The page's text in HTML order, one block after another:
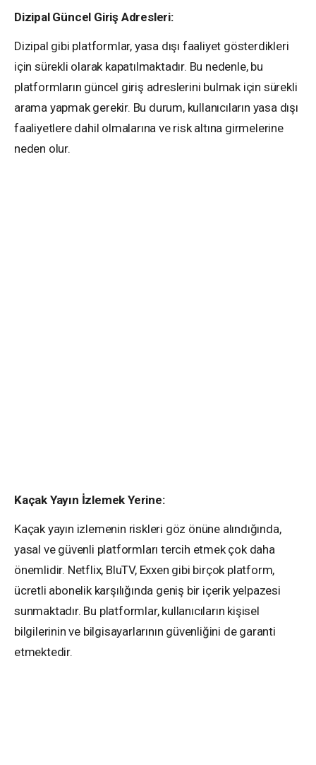
Dizipal Güncel Giriş Adresleri:
Dizipal gibi platformlar, yasa dışı faaliyet gösterdikleri
için sürekli olarak kapatılmaktadır. Bu nedenle, bu
platformların güncel giriş adreslerini bulmak için sürekli
arama yapmak gerekir. Bu durum, kullanıcıların yasa dışı
faaliyetlere dahil olmalarına ve risk altına girmelerine
neden olur.
Kaçak Yayın İzlemek Yerine:
Kaçak yayın izlemenin riskleri göz önüne alındığında,
yasal ve güvenli platformları tercih etmek çok daha
önemlidir. Netflix, BluTV, Exxen gibi birçok platform,
ücretli abonelik karşılığında geniş bir içerik yelpazesi
sunmaktadır. Bu platformlar, kullanıcıların kişisel
bilgilerinin ve bilgisayarlarının güvenliğini de garanti
etmektedir.